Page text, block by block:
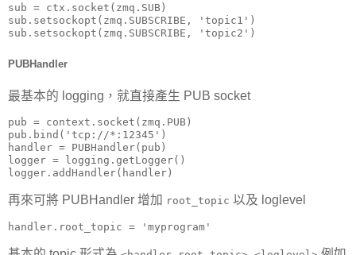
sub = ctx.socket(zmq.SUB)
sub.setsockopt(zmq.SUBSCRIBE, 'topic1')
sub.setsockopt(zmq.SUBSCRIBE, 'topic2')
PUBHandler
最基本的 logging，就直接產生 PUB socket
pub = context.socket(zmq.PUB)
pub.bind('tcp://*:12345')
handler = PUBHandler(pub)
logger = logging.getLogger()
logger.addHandler(handler)
再來可將 PUBHandler 增加 root_topic 以及 loglevel
handler.root_topic = 'myprogram'